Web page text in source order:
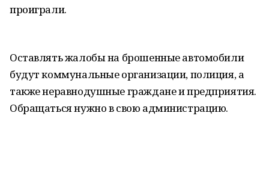
проиграли.
Оставлять жалобы на брошенные автомобили
будут коммунальные организации, полиция, а
также неравнодушные граждане и предприятия.
Обращаться нужно в свою администрацию.